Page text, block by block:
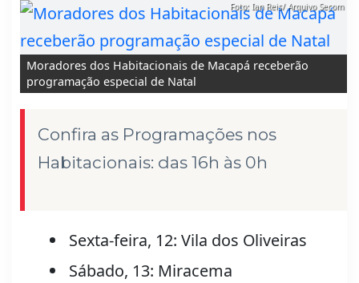
Moradores dos Habitacionais de Macapá receberão
programação especial de Natal
Foto: Ian Reis/ Arquivo Secom
Confira as Programações nos
Habitacionais: das 16h às 0h
Sexta-feira, 12: Vila dos Oliveiras
Sábado, 13: Miracema